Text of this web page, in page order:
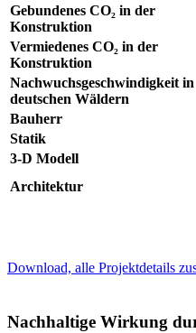
Gebundenes CO₂ in der
Konstruktion
Vermiedenes CO₂ in der
Konstruktion
Nachwuchsgeschwindigkeit in
deutschen Wäldern
Bauherr
Statik
3-D Modell
Architektur
Download, alle Projektdetails
Nachhaltige Wirkung